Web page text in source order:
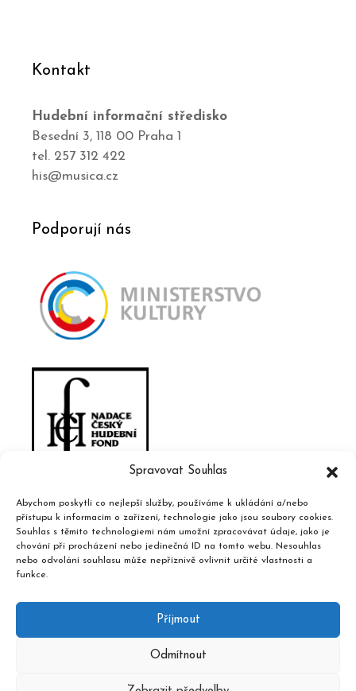
Spravovat Souhlas
Abychom poskytli co nejlepší služby, používáme k ukládání a/nebo
přístupu k informacím o zařízení, technologie jako jsou soubory cookies.
Souhlas s těmito technologiemi nám umožní zpracovávat údaje, jako je
chování při procházení nebo jedinečná ID na tomto webu. Nesouhlas
nebo odvolání souhlasu může nepříznivě ovlivnit určité vlastnosti a
funkce.
Příjmout
Odmítnout
Kontakt
Hudební informační středisko
Besední 3, 118 00 Praha 1
tel. 257 312 422
his@musica.cz
Podporují nás